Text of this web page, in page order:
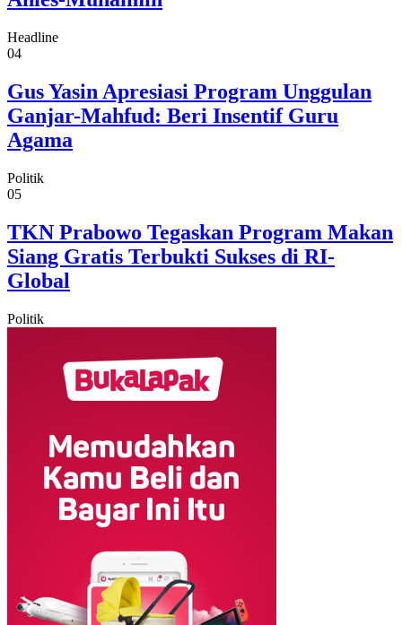
Headline
04
Gus Yasin Apresiasi Program Unggulan
Ganjar-Mahfud: Beri Insentif Guru
Agama
Politik
05
TKN Prabowo Tegaskan Program Makan
Siang Gratis Terbukti Sukses di RI-
Global
Politik